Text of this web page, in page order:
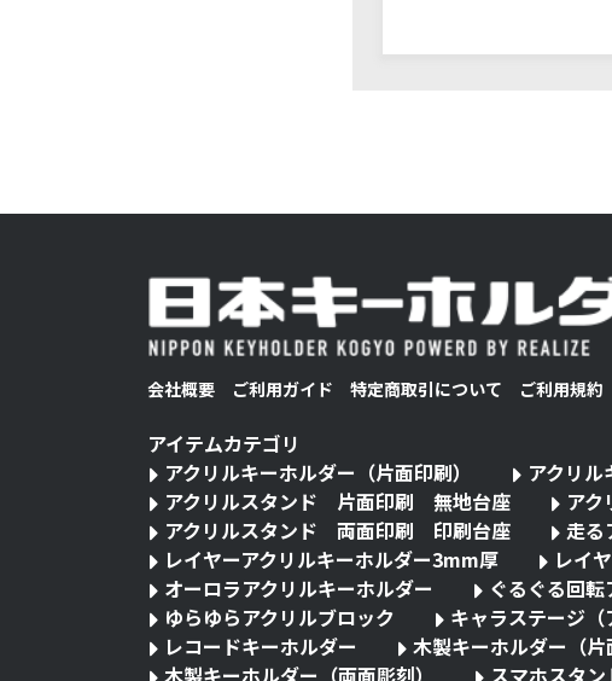
会社概要 ご利用ガイド 特定商取引について ご利用規約
アイテムカテゴリ
アクリルキーホルダー（片面印刷）
アクリル
アクリルスタンド 片面印刷 無地台座
ア
アクリルスタンド 両面印刷 印刷台座
走る
レイヤーアクリルキーホルダー3mm厚
レイ
オーロラアクリルキーホルダー
ぐるぐる回
ゆらゆらアクリルブロック
キャラステージ（
レコードキーホルダー
木製キーホルダー（片
木製キーホルダー（両面彫刻）
スマホスタ